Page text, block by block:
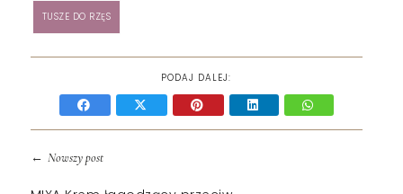
TUSZE DO RZĘS
PODAJ DALEJ:
← Nowszy post